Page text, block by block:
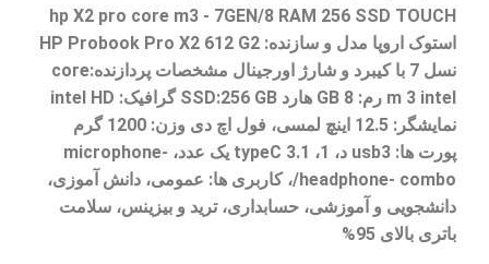
hp X2 pro core m3 - 7GEN/8 RAM 256 SSD TOUCH
استوک اروپا مدل و سازنده: HP Probook Pro X2 612 G2
نسل 7 با کیبرد و شارژ اورجینال مشخصات پردازنده:core
m 3 intel رم: 8 GB هارد SSD:256 GB گرافیک: intel HD
نمایشگر: 12.5 اینچ لمسی، فول اچ دی وزن: 1200 گرم
پورت ها: usb3 د، 1، typeC 3.1 یک عدد، microphone-
/headphone- combo، کاربری ها: عمومی، دانش آموزی،
دانشجویی و آموزشی، حسابداری، ترید و بیزینس، سلامت
باتری بالای 95%